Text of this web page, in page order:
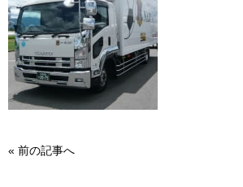
« 前の記事へ